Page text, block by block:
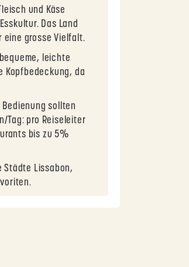
und Käse
Das Land
eine grosse Vielfalt.
leichte
Kopfbedeckung, da
sollten
Tag: pro Reiseleiter
bis zu 5%
Städte Lissabon,